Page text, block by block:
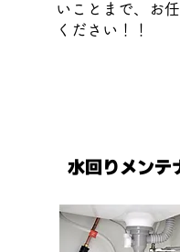
いことまで、お
ください！！
水回りメンテ